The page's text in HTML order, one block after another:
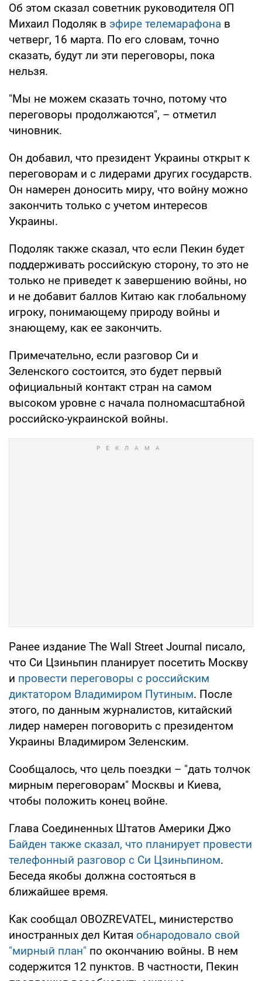
Об этом сказал советник руководителя ОП
Михаил Подоляк в эфире телемарафона в
четверг, 16 марта. По его словам, точно
сказать, будут ли эти переговоры, пока
нельзя.
"Мы не можем сказать точно, потому что
переговоры продолжаются", – отметил
чиновник.
Он добавил, что президент Украины открыт к
переговорам и с лидерами других государств.
Он намерен доносить миру, что войну можно
закончить только с учетом интересов
Украины.
Подоляк также сказал, что если Пекин будет
поддерживать российскую сторону, то это не
только не приведет к завершению войны, но
и не добавит баллов Китаю как глобальному
игроку, понимающему природу войны и
знающему, как ее закончить.
Примечательно, если разговор Си и
Зеленского состоится, это будет первый
официальный контакт стран на самом
высоком уровне с начала полномасштабной
российско-украинской войны.
Ранее издание The Wall Street Journal писало,
что Си Цзиньпин планирует посетить Москву
и провести переговоры с российским
диктатором Владимиром Путиным. После
этого, по данным журналистов, китайский
лидер намерен поговорить с президентом
Украины Владимиром Зеленским.
Сообщалось, что цель поездки – "дать толчок
мирным переговорам" Москвы и Киева,
чтобы положить конец войне.
Глава Соединенных Штатов Америки Джо
Байден также сказал, что планирует провести
телефонный разговор с Си Цзиньпином.
Беседа якобы должна состояться в
ближайшее время.
Как сообщал OBOZREVATEL, министерство
иностранных дел Китая обнародовало свой
"мирный план" по окончанию войны. В нем
содержится 12 пунктов. В частности, Пекин